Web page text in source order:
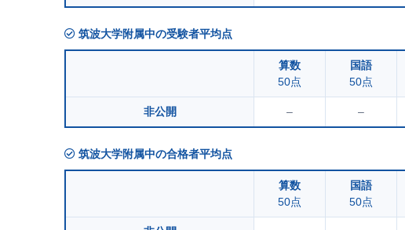
筑波大学附属中の受験者平均点
算数
50点
国語
50点
非公開 – –
筑波大学附属中の合格者平均点
算数
50点
国語
50点